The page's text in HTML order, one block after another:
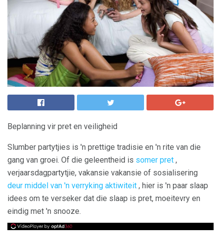
Beplanning vir pret en veiligheid
Slumber partytjies is 'n prettige tradisie en 'n rite van die
gang van groei. Of die geleentheid is somer pret ,
verjaarsdagpartytjie, vakansie vakansie of sosialisering
deur middel van 'n verryking aktiwiteit , hier is 'n paar slaap
idees om te verseker dat die slaap is pret, moeitevry en
eindig met 'n snooze.